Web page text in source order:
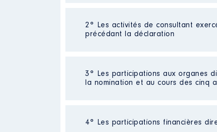
Description
: Inspecteur des
Rémunération ou
2016 19 730
2° Les activités de consultant
précédant la déclaration
Néant
3° Les participations aux organes
la nomination et au cours des cinq
Description
4° Les participations financières